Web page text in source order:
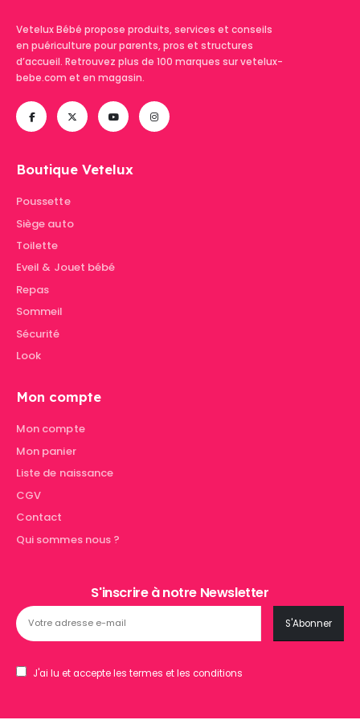
Vetelux Bébé propose produits, services et conseils
en puériculture pour parents, pros et structures
d’accueil. Retrouvez plus de 100 marques sur vetelux-
bebe.com et en magasin.
Boutique Vetelux
Poussette
Siège auto
Toilette
Eveil & Jouet bébé
Repas
Sommeil
Sécurité
Look
Mon compte
Mon compte
Mon panier
Liste de naissance
CGV
Contact
Qui sommes nous ?
S'inscrire à notre Newsletter
J'ai lu et accepte les termes et les conditions